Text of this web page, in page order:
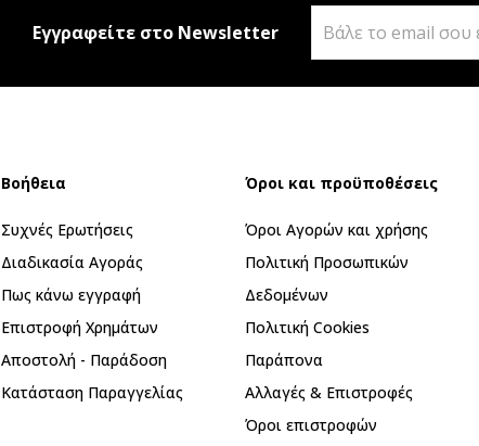
Εγγραφείτε στο Newsletter
Βοήθεια
Συχνές Ερωτήσεις
Διαδικασία Αγοράς
Πως κάνω εγγραφή
Επιστροφή Xρημάτων
Αποστολή - Παράδοση
Κατάσταση Παραγγελίας
Όροι και προϋποθέσεις
Όροι Αγορών και χρήσης
Πολιτική Προσωπικών
Δεδομένων
Πολιτική Cookies
Παράπονα
Αλλαγές & Επιστροφές
Όροι επιστροφών